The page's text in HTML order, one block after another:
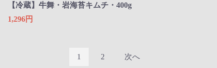
【冷蔵】牛舞・岩海苔キムチ・400g
1,296円
1 2 次へ